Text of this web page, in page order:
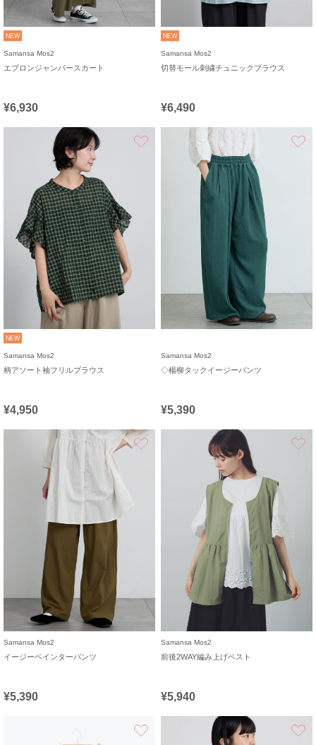
NEW
Samansa Mos2
エプロンジャンパースカート
¥6,930
NEW
Samansa Mos2
切替モール刺繍チュニックブラウス
¥6,490
お気に入り
NEW
Samansa Mos2
柄アソート袖フリルブラウス
¥4,950
Samansa Mos2
◇楊柳タックイージーパンツ
¥5,390
Samansa Mos2
イージーペインターパンツ
¥5,390
Samansa Mos2
前後2WAY編み上げベスト
¥5,940